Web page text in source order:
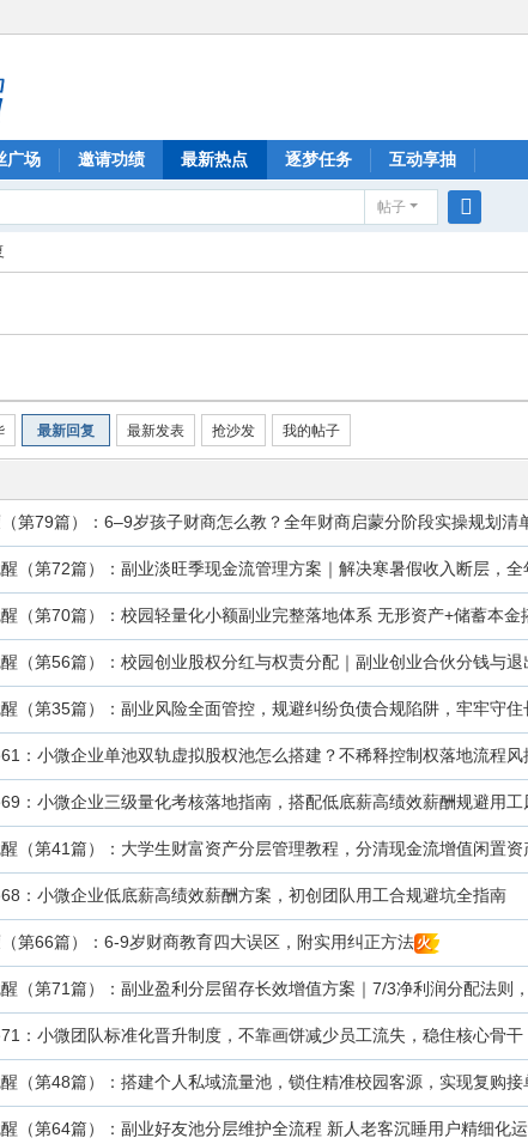
广场 邀请功绩 最新热点 逐梦任务 互动享抽
帖子
索
最新回复 最新发表 抢沙发 我的帖子
第79篇）：6–9岁孩子财商怎么教？全年财商启蒙分阶段实操规划清
（第72篇）：副业淡旺季现金流管理方案｜解决寒暑假收入断层，
（第70篇）：校园轻量化小额副业完整落地体系 无形资产+储蓄本金
（第56篇）：校园创业股权分红与权责分配｜副业创业合伙分钱与
（第35篇）：副业风险全面管控，规避纠纷负债合规陷阱，牢牢守
：小微企业单池双轨虚拟股权池怎么搭建？不稀释控制权落地流程
：小微企业三级量化考核落地指南，搭配低底薪高绩效薪酬规避用工
（第41篇）：大学生财富资产分层管理教程，分清现金流增值闲置
：小微企业低底薪高绩效薪酬方案，初创团队用工合规避坑全指南
第66篇）：6-9岁财商教育四大误区，附实用纠正方法 火
（第71篇）：副业盈利分层留存长效增值方案｜7/3净利润分配法则
：小微团队标准化晋升制度，不靠画饼减少员工流失，稳住核心骨干
（第48篇）：搭建个人私域流量池，锁住精准校园客源，实现复购接
（第64篇）：副业好友池分层维护全流程 新人老客沉睡用户精细化